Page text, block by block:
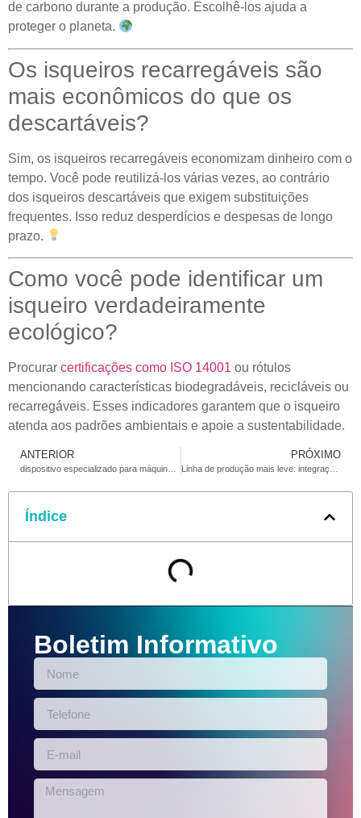
de carbono durante a produção. Escolhê-los ajuda a
proteger o planeta.
Os isqueiros recarregáveis ​​são
mais econômicos do que os
descartáveis?
Sim, os isqueiros recarregáveis ​​economizam dinheiro com o
tempo. Você pode reutilizá-los várias vezes, ao contrário
dos isqueiros descartáveis ​​que exigem substituições
frequentes. Isso reduz desperdícios e despesas de longo
prazo.
Como você pode identificar um
isqueiro verdadeiramente
ecológico?
Procurar certificações como ISO 14001 ou rótulos
mencionando características biodegradáveis, recicláveis ​​ou
recarregáveis. Esses indicadores garantem que o isqueiro
atenda aos padrões ambientais e apoie a sustentabilidade.
ANTERIOR
dispositivo especializado para máquina de fabricação de isqueiro
PRÓXIMO
Linha de produção mais leve: integração de máquinas de fabricação para máxima eficiência
Índice
Boletim Informativo